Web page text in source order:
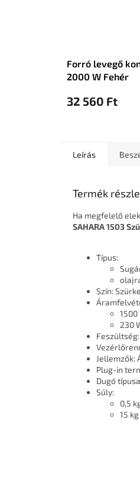
Forró levegő
2000 W Fehér
32 560 Ft
Leírás
Termék
Ha megfelelő
SAHARA 1503
Típus:
Szín: Szürke
1500
230
Jellemzők:
Plug-in
Dugó
Súly:
0,5
15 kg